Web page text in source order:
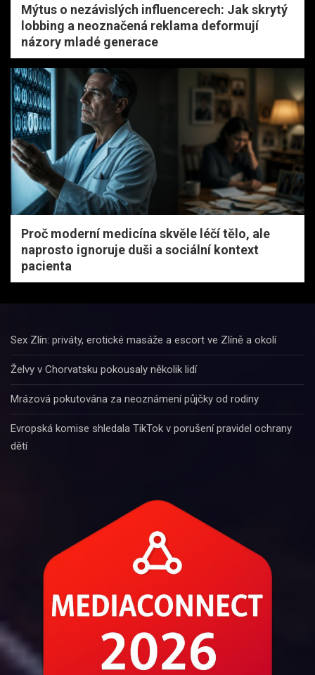
Mýtus o nezávislých influencerech: Jak skrytý
lobbing a neoznačená reklama deformují
názory mladé generace
Proč moderní medicína skvěle léčí tělo, ale
naprosto ignoruje duši a sociální kontext
pacienta
Sex Zlín: priváty, erotické masáže a escort ve Zlíně a okolí
Želvy v Chorvatsku pokousaly několik lidí
Mrázová pokutována za neoznámení půjčky od rodiny
Evropská komise shledala TikTok v porušení pravidel ochrany
dětí